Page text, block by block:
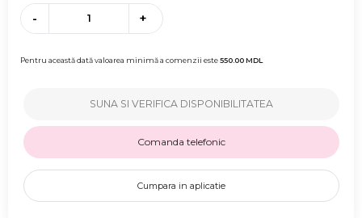
- +
Pentru această dată valoarea minimă a comenzii este550.00MDL
SUNA SI VERIFICA DISPONIBILITATEA
Comanda telefonic
Cumpara in aplicatie